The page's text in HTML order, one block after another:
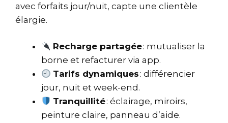
avec forfaits jour/nuit, capte une clientèle
élargie.
Recharge partagée: mutualiser la
borne et refacturer via app.
Tarifs dynamiques : différencier
jour, nuit et week-end.
Tranquillité: éclairage, miroirs,
peinture claire, panneau d’aide.